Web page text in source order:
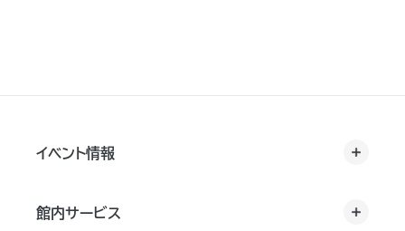
イベント情報
館内サービス